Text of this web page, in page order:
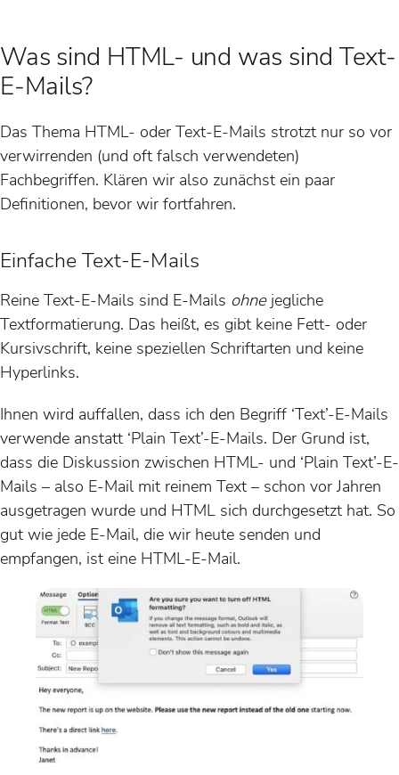
Was sind HTML- und was sind Text-
E-Mails?
Das Thema HTML- oder Text-E-Mails strotzt nur so vor
verwirrenden (und oft falsch verwendeten)
Fachbegriffen. Klären wir also zunächst ein paar
Definitionen, bevor wir fortfahren.
Einfache Text-E-Mails
Reine Text-E-Mails sind E-Mails ohnejegliche
Textformatierung. Das heißt, es gibt keine Fett- oder
Kursivschrift, keine speziellen Schriftarten und keine
Hyperlinks.
Ihnen wird auffallen, dass ich den Begriff ‘Text’-E-Mails
verwende anstatt ‘Plain Text’-E-Mails. Der Grund ist,
dass die Diskussion zwischen HTML- und ‘Plain Text’-E-
Mails – also E-Mail mit reinem Text – schon vor Jahren
ausgetragen wurde und HTML sich durchgesetzt hat. So
gut wie jede E-Mail, die wir heute senden und
empfangen, ist eine HTML-E-Mail.